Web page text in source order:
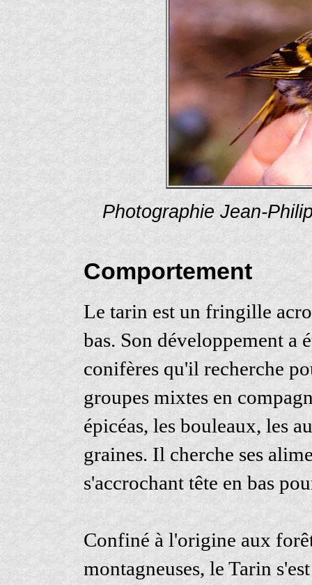
Photographie Jean-
Comportement
Le tarin est un fringille
bas. Son développement a
conifères qu'il recherche
groupes mixtes en
épicéas, les bouleaux, les
graines. Il cherche ses
s'accrochant tête en bas
Confiné à l'origine aux
montagneuses, le Tarin